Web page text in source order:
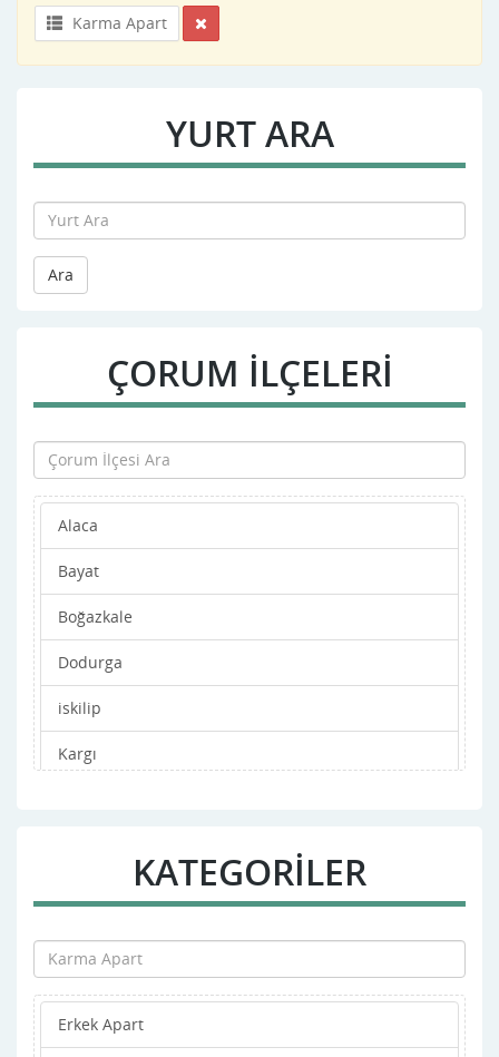
Karma Apart
YURT ARA
Ara
ÇORUM İLÇELERİ
Alaca
Bayat
Boğazkale
Dodurga
iskilip
Kargı
Oğuzlar
Ortaköy
Osmancık
KATEGORİLER
Erkek Apart